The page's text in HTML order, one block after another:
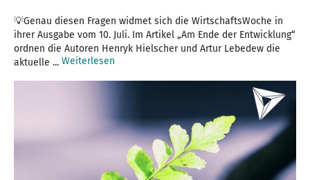
💡Genau diesen Fragen widmet sich die WirtschaftsWoche in
ihrer Ausgabe vom 10. Juli. Im Artikel „Am Ende der Entwicklung“
ordnen die Autoren Henryk Hielscher und Artur Lebedew die
aktuelle ... Weiterlesen